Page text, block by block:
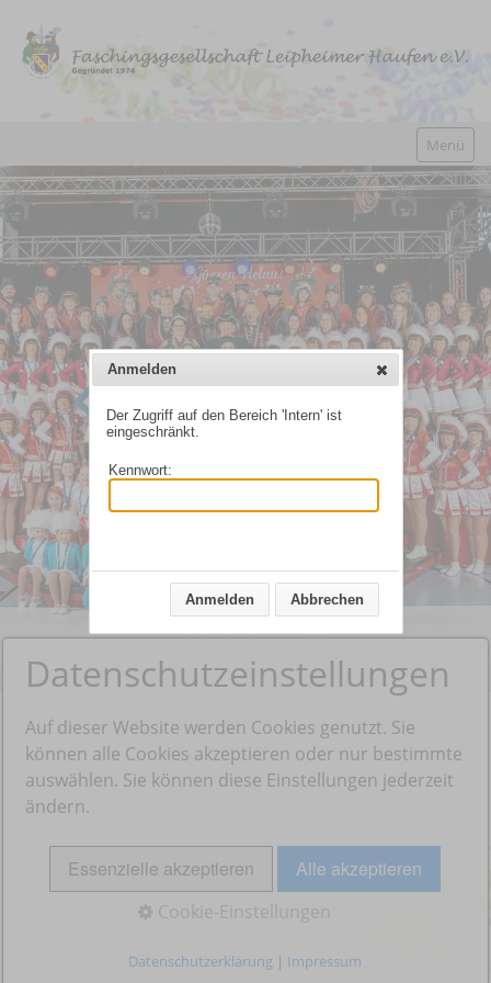
Anmelden
Der Zugriff auf den Bereich 'Intern' ist
eingeschränkt.
Kennwort:
Anmelden Abbrechen